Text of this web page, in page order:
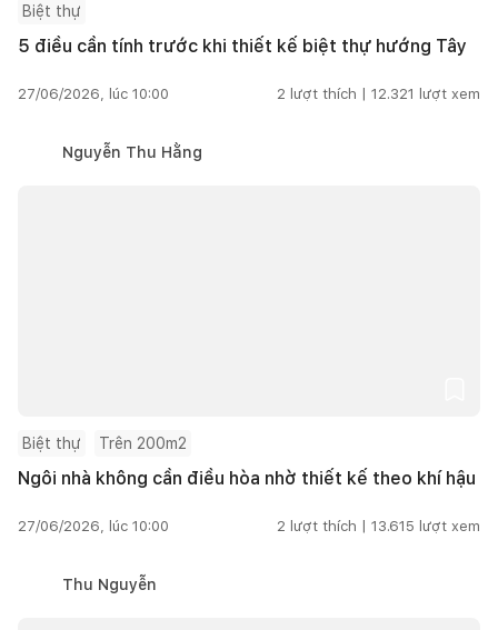
Biệt thự
5 điều cần tính trước khi thiết kế biệt thự hướng Tây
27/06/2026, lúc 10:00 2 lượt thích | 12.321 lượt xem
Nguyễn Thu Hằng
Biệt thự Trên 200m2
Ngôi nhà không cần điều hòa nhờ thiết kế theo khí hậu
27/06/2026, lúc 10:00 2 lượt thích | 13.615 lượt xem
Thu Nguyễn